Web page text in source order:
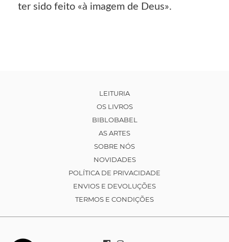
ter sido feito «à imagem de Deus».
LEITURIA
OS LIVROS
BIBLOBABEL
AS ARTES
SOBRE NÓS
NOVIDADES
POLÍTICA DE PRIVACIDADE
ENVIOS E DEVOLUÇÕES
TERMOS E CONDIÇÕES